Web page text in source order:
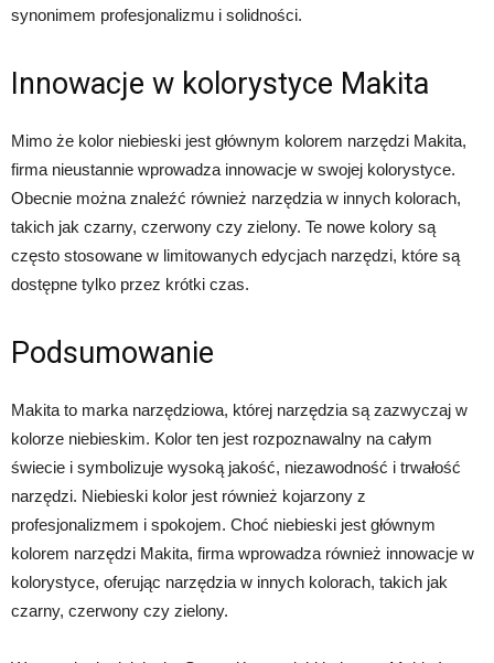
synonimem profesjonalizmu i solidności.
Innowacje w kolorystyce Makita
Mimo że kolor niebieski jest głównym kolorem narzędzi Makita,
firma nieustannie wprowadza innowacje w swojej kolorystyce.
Obecnie można znaleźć również narzędzia w innych kolorach,
takich jak czarny, czerwony czy zielony. Te nowe kolory są
często stosowane w limitowanych edycjach narzędzi, które są
dostępne tylko przez krótki czas.
Podsumowanie
Makita to marka narzędziowa, której narzędzia są zazwyczaj w
kolorze niebieskim. Kolor ten jest rozpoznawalny na całym
świecie i symbolizuje wysoką jakość, niezawodność i trwałość
narzędzi. Niebieski kolor jest również kojarzony z
profesjonalizmem i spokojem. Choć niebieski jest głównym
kolorem narzędzi Makita, firma wprowadza również innowacje w
kolorystyce, oferując narzędzia w innych kolorach, takich jak
czarny, czerwony czy zielony.